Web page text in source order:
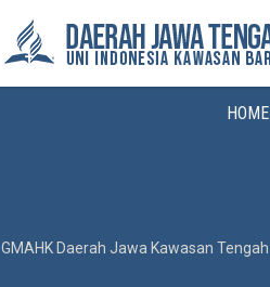
HOME
GMAHK Daerah Jawa Kawasan Tengah